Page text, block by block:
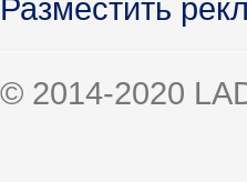
Разместить
© 2014-2020